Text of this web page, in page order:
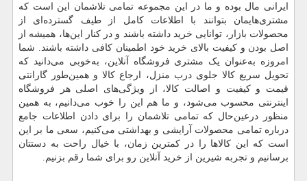
ایرانی مال بوده و ما در این مجموعه تمامی تلاشمان این است که
مشتری‌هایمان بتوانند با اطلاعات کامل از طیف گسترده‌ای از
محصولات بازار، توانایی خرید داشته باشند و در کنار این‌ها، همیشه از
اصل بودن و کیفیت بالای خرید خود اطمینان کافی داشته باشند. شما
امروزه به‌عنوان یک مشتری فروشگاه آنلاین، به‌خوبی می‌دانید که
تحویل سریع کالا جلوی درب منزل، ارجاع کالا و همین‌طور گارانتی
قیمت و کیفیت و اصالت کالا، از ویژگی‌های اصلی هر فروشگاه
اینترنتی محسوب می‌شود، و ما هم این را خوب می‌دانیم، به همین
منظور درعین‌حال که تمامی تلاشمان را برای دادن اطلاعات جامع
درباره تمامی محصولات آرایشی و بهداشتی می‌کنیم، سعی ما بر این
است که این کالاها را در کمترین زمان، با خیال راحت به دستتان
برسانیم و تجربه شیرین از خرید آنلاین رو برای شما رقم بزنیم.